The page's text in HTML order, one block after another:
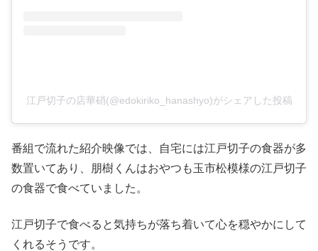
江戸切子の店華硝(@edokiriko_hanashyo)がシェアした投稿
番組で流れた紹介映像では、自宅には江戸切子の食器が多
数置いてあり、朋樹くんはおやつも玉市松模様の江戸切子
の食器で食べていました。
江戸切子で食べると気持ちが落ち着いて心を穏やかにして
くれるそうです。